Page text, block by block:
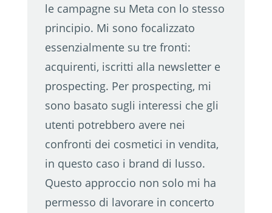
le campagne su Meta con lo stesso
principio. Mi sono focalizzato
essenzialmente su tre fronti:
acquirenti, iscritti alla newsletter e
prospecting. Per prospecting, mi
sono basato sugli interessi che gli
utenti potrebbero avere nei
confronti dei cosmetici in vendita,
in questo caso i brand di lusso.
Questo approccio non solo mi ha
permesso di lavorare in concerto